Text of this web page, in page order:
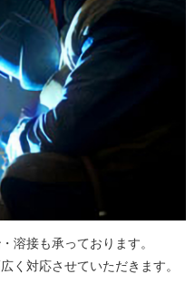
溶接も承っております。
く対応させていただきます。